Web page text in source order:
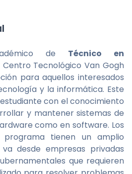
de Técnico en
Tecnológico Van Gogh
para aquellos interesados
y la informática. Este
con el conocimiento
y mantener sistemas de
como en software. Los
tienen un amplio
desde empresas privadas
que requieren